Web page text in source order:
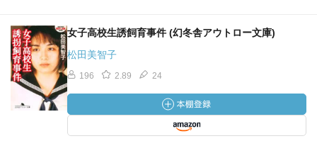
女子高校生誘飼育事件 (幻冬舎アウトロー文庫)
松田美智子
196 2.89 24